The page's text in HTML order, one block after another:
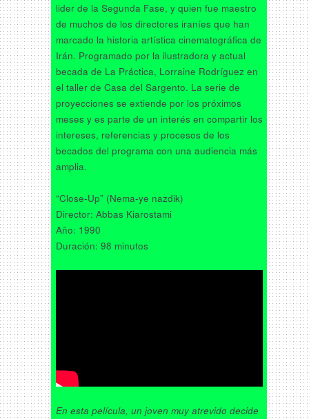
lider de la Segunda Fase, y quien fue maestro
de muchos de los directores iraníes que han
marcado la historia artística cinematográfica de
Irán. Programado por la ilustradora y actual
becada de La Práctica, Lorraine Rodríguez en
el taller de Casa del Sargento. La serie de
proyecciones se extiende por los próximos
meses y es parte de un interés en compartir los
intereses, referencias y procesos de los
becados del programa con una audiencia más
amplia.
“Close-Up” (Nema-ye nazdik)
Director: Abbas Kiarostami
Año: 1990
Duración: 98 minutos
En esta película, un joven muy atrevido decide